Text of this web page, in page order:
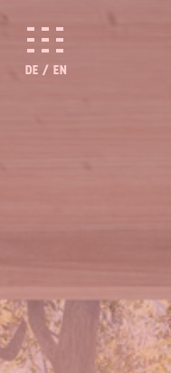
DE / EN